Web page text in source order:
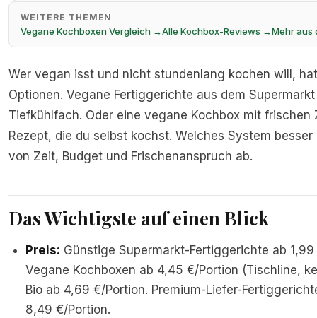
WEITERE THEMEN
Vegane Kochboxen Vergleich →Alle Kochbox-Reviews →Mehr aus
Wer vegan isst und nicht stundenlang kochen will,
Optionen. Vegane Fertiggerichte aus dem
Tiefkühlfach. Oder eine vegane Kochbox mit frischen
Rezept, die du selbst kochst. Welches System
von Zeit, Budget und Frischenanspruch ab.
Das Wichtigste auf einen Blick
Preis: Günstige Supermarkt-Fertiggerichte ab
Vegane Kochboxen ab 4,45 €/Portion (Tischline,
Bio ab 4,69 €/Portion. Premium-Liefer-
8,49 €/Portion.